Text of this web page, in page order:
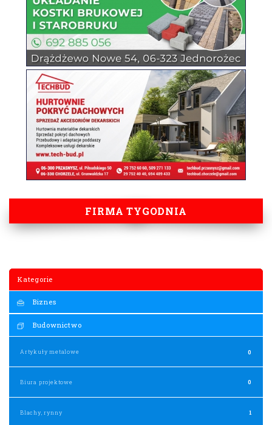
FIRMA TYGODNIA
Kategorie
Biznes
Budownictwo
Artykuły metalowe 0
Biura projektowe 0
Blachy, rynny 1